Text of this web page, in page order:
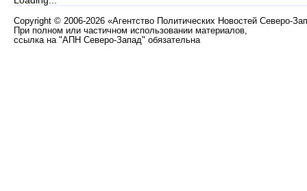
Copyright © 2006-2026 «Агентство Политических Новостей Северо-
При полном или частичном использовании материалов,
ссылка на "АПН Северо-Запад" обязательна